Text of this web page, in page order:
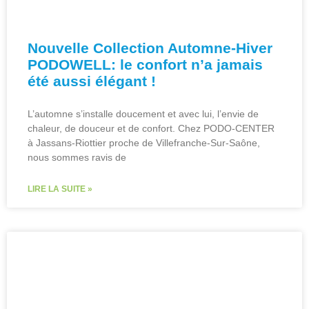
Nouvelle Collection Automne-Hiver
PODOWELL: le confort n’a jamais
été aussi élégant !
L’automne s’installe doucement et avec lui, l’envie de
chaleur, de douceur et de confort. Chez PODO-CENTER
à Jassans-Riottier proche de Villefranche-Sur-Saône,
nous sommes ravis de
LIRE LA SUITE »